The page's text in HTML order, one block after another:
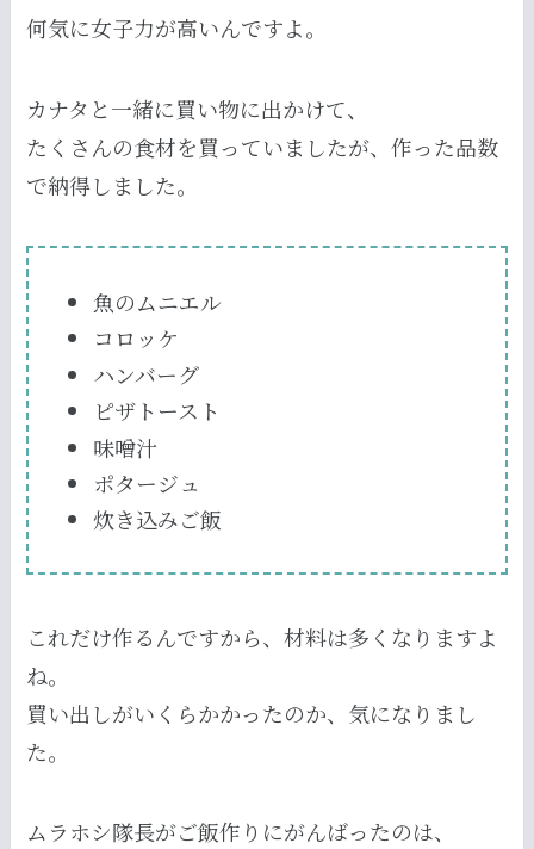
何気に女子力が高いんですよ。
カナタと一緒に買い物に出かけて、
たくさんの食材を買っていましたが、作った品数
で納得しました。
魚のムニエル
コロッケ
ハンバーグ
ピザトースト
味噌汁
ポタージュ
炊き込みご飯
これだけ作るんですから、材料は多くなりますよ
ね。
買い出しがいくらかかったのか、気になりまし
た。
ムラホシ隊長がご飯作りにがんばったのは、